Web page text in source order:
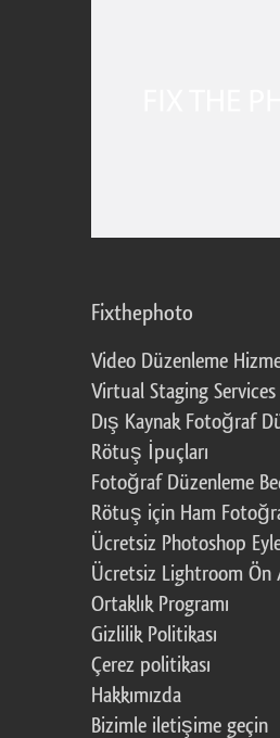
Fixthephoto
Video Düzenleme
Virtual Staging Services
Dış Kaynak Fotoğraf
Rötuş İpuçları
Fotoğraf Düzenleme
Rötuş için Ham
Ücretsiz Photoshop
Ücretsiz Lightroom Ön
Ortaklık Programı
Gizlilik Politikası
Çerez politikası
Hakkımızda
Bizimle iletişime geçin